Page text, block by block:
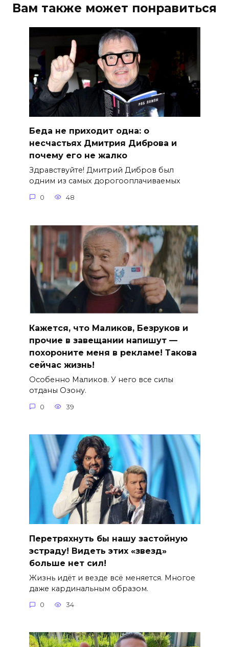
Вам также может понравиться
Беда не приходит одна: о
несчастьях Дмитрия Диброва и
почему его не жалко
Здравствуйте! Дмитрий Дибров был
одним из самых дорогооплачиваемых
0 48
Кажется, что Маликов, Безруков и
прочие в завещании напишут —
похороните меня в рекламе! Такова
сейчас жизнь!
Особенно Маликов. У него все силы
отданы Озону.
0 39
Перетряхнуть бы нашу застойную
эстраду! Видеть этих «звезд»
больше нет сил!
Жизнь идёт и везде всё меняется. Многое
даже кардинальным образом.
0 34